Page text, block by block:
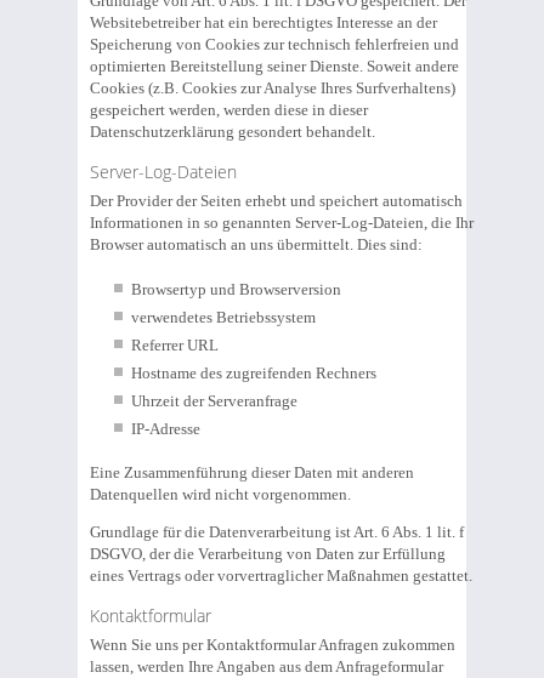
Websitebetreiber hat ein berechtigtes Interesse an der
Speicherung von Cookies zur technisch fehlerfreien und
optimierten Bereitstellung seiner Dienste. Soweit andere
Cookies (z.B. Cookies zur Analyse Ihres Surfverhaltens)
gespeichert werden, werden diese in dieser
Datenschutzerklärung gesondert behandelt.
Server-Log-Dateien
Der Provider der Seiten erhebt und speichert automatisch
Informationen in so genannten Server-Log-Dateien, die Ihr
Browser automatisch an uns übermittelt. Dies sind:
Browsertyp und Browserversion
verwendetes Betriebssystem
Referrer URL
Hostname des zugreifenden Rechners
Uhrzeit der Serveranfrage
IP-Adresse
Eine Zusammenführung dieser Daten mit anderen
Datenquellen wird nicht vorgenommen.
Grundlage für die Datenverarbeitung ist Art. 6 Abs. 1 lit. f
DSGVO, der die Verarbeitung von Daten zur Erfüllung
eines Vertrags oder vorvertraglicher Maßnahmen gestattet.
Kontaktformular
Wenn Sie uns per Kontaktformular Anfragen zukommen
lassen, werden Ihre Angaben aus dem Anfrageformular